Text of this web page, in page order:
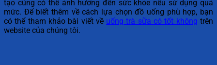
tạo cũng có thể ảnh hưởng đến sức khỏe nếu sử dụng quá
mức. Để biết thêm về cách lựa chọn đồ uống phù hợp, bạn
có thể tham khảo bài viết về uống trà sữa có tốt không trên
website của chúng tôi.